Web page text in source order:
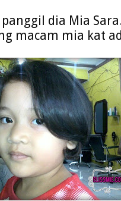
dia Mia
macam mia kat